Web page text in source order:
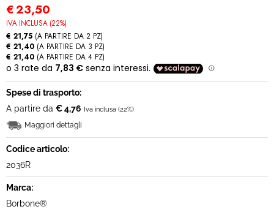
€23,50
IVA INCLUSA (22%)
€ 21,75 (A PARTIRE DA 2 PZ)
€ 21,40 (A PARTIRE DA 3 PZ)
€ 21,40 (A PARTIRE DA 4 PZ)
Spese di trasporto:
A partire da € 4,76 Iva inclusa (22%)
Maggiori dettagli
Codice articolo:
2036R
Marca:
Borbone®